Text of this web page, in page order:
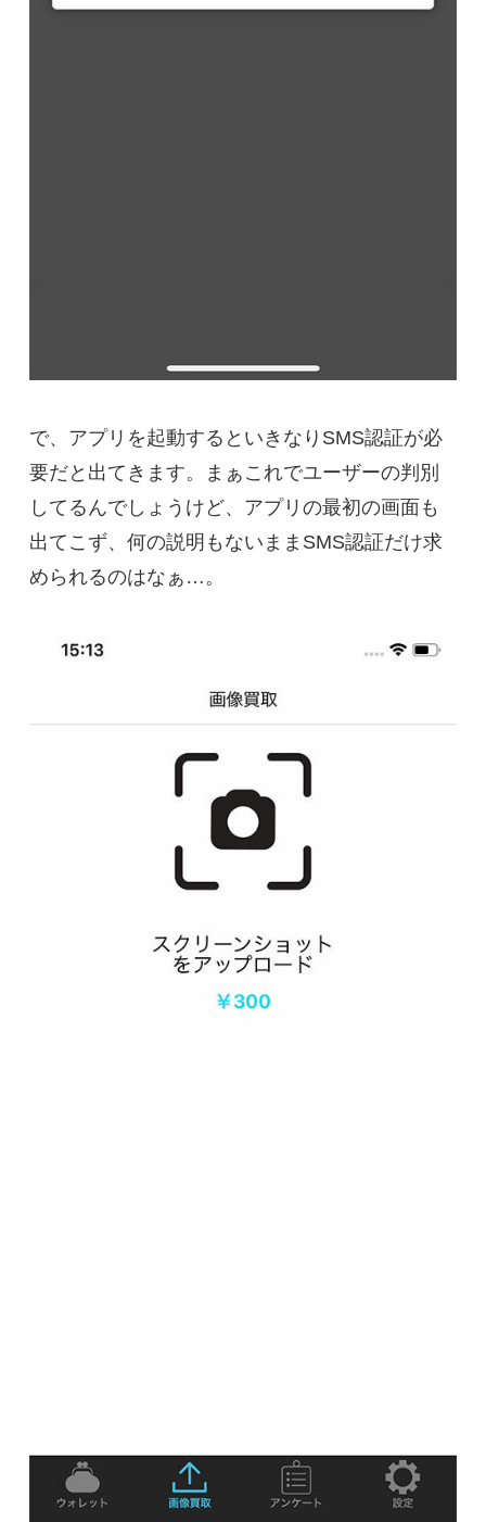
で、アプリを起動するといきなりSMS認証が必
要だと出てきます。まぁこれでユーザーの判別
してるんでしょうけど、アプリの最初の画面も
出てこず、何の説明もないままSMS認証だけ求
められるのはなぁ…。